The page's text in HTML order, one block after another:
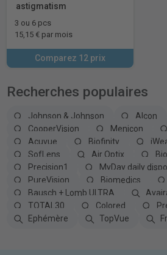
astigmatism
3 ou 6 pcs
15,15 € par mois
Comparez 12 prix
Recherches populaires
Johnson & Johnson Alcon
CooperVision
Menicon
Acuvue
Biofinity
SofLens
Air Optix
Precision1
MyDay daily
PureVision
Biomedics
Bausch + Lomb ULTRA
TOTAL30
Colored
Ephémère
TopVue